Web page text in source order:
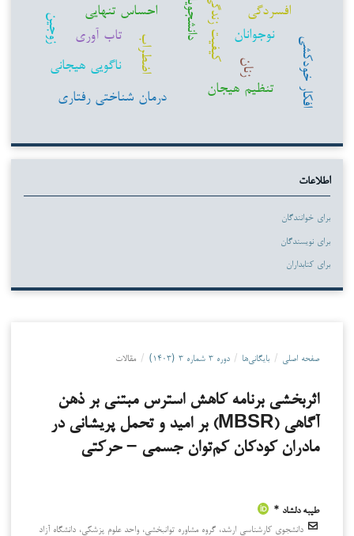
اضطراب
دانشجویانکیفیت زندگی نوجوانان
افسردگی
زنان
تنظیم هیجان
درمان شناختی رفتاری
ناگویی هیجانی
احساس تنهایی
زوجین
افکار خودکشی
تاب آوری
اطلاعات
برای خوانندگان
برای نویسندگان
برای کتابداران
صفحه اصلی / بایگانی‌ها / دوره ۳ شماره ۳ (۱۴۰۳) / مقالات
اثربخشی برنامه کاهش استرس مبتنی بر ذهن
آگاهی (MBSR) بر امید و تحمل پریشانی در
مادران کودکان کم‌توان جسمی – حرکتی
طیبه دلشاد *
دانشجوی کارشناسی ارشد، گروه مشاوره توانبخشی، واحد علوم پزشکی، دانشگاه آزاد